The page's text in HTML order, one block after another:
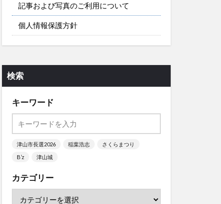
記事および写真のご利用について
個人情報保護方針
検索
キーワード
津山市長選2026 稲葉浩志
さくらまつり
B’z
津山城
カテゴリー